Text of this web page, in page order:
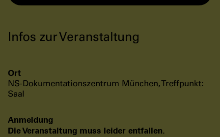
Infos zur Veranstaltung
Ort
NS-Dokumentationszentrum München, Treffpunkt:
Saal
Anmeldung
Die Veranstaltung muss leider entfallen.